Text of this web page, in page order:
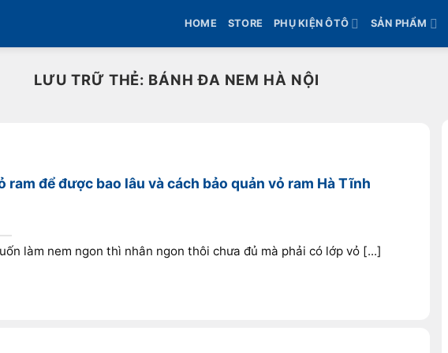
HOME STORE PHỤ KIỆN ÔTÔ SẢN PHẨM
LƯU TRỮ THẺ: BÁNH ĐA NEM HÀ NỘI
ram để được bao lâu và cách bảo quản vỏ ram Hà Tĩnh
làm nem ngon thì nhân ngon thôi chưa đủ mà phải có lớp vỏ [...]